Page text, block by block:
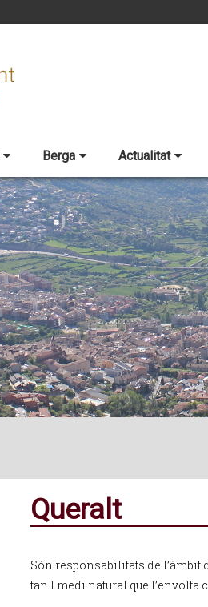
Berga Actualitat
Queralt
Són responsabilitats de l’àmbit
tan l medi natural que l’envolta